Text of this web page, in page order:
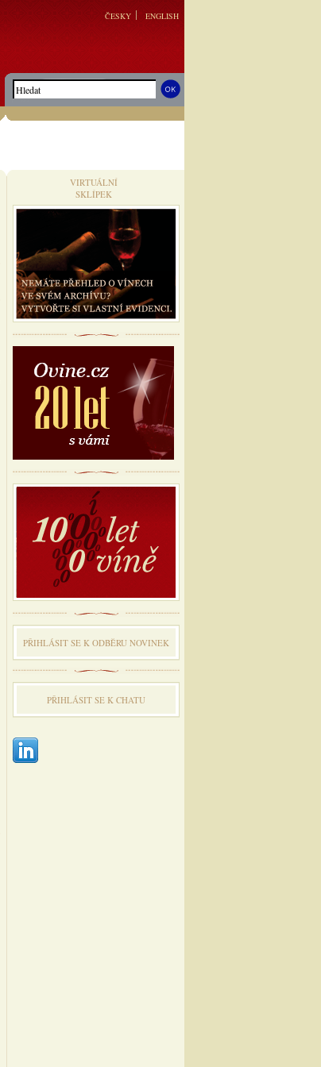
ČESKY ENGLISH
VIRTUÁLNÍ
SKLÍPEK
PŘIHLÁSIT SE K ODBĔRU NOVINEK
PŘIHLÁSIT SE K CHATU